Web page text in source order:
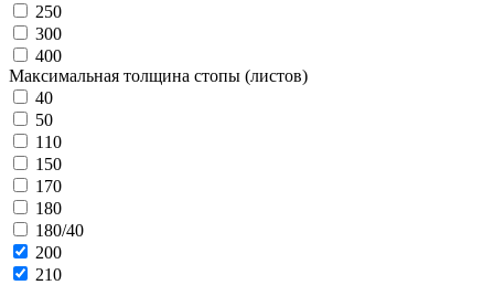
250
300
400
Максимальная толщина стопы (листов)
40
50
110
150
170
180
180/40
200
210